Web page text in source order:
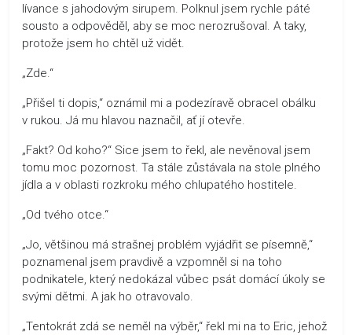
lívance s jahodovým sirupem. Polknul jsem rychle páté
sousto a odpověděl, aby se moc nerozrušoval. A taky,
protože jsem ho chtěl už vidět.
„Zde.“
„Přišel ti dopis,“ oznámil mi a podezíravě obracel obálku
v rukou. Já mu hlavou naznačil, ať jí otevře.
„Fakt? Od koho?“ Sice jsem to řekl, ale nevěnoval jsem
tomu moc pozornost. Ta stále zůstávala na stole plného
jídla a v oblasti rozkroku mého chlupatého hostitele.
„Od tvého otce.“
„Jo, většinou má strašnej problém vyjádřit se písemně,“
poznamenal jsem pravdivě a vzpomněl si na toho
podnikatele, který nedokázal vůbec psát domácí úkoly se
svými dětmi. A jak ho otravovalo.
„Tentokrát zdá se neměl na výběr,“ řekl mi na to Eric, jehož